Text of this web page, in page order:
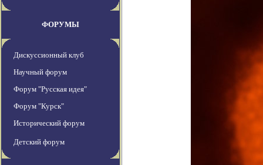
ФОРУМЫ
Дискуссионный клуб
Научный форум
Форум "Русская идея"
Форум "Курск"
Исторический форум
Детский форум